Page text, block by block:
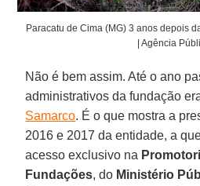
Paracatu de Cima (MG) 3 anos depois
| Agência
Não é bem assim. Até o ano
administrativos da fundação
Samarco. É o que mostra a
2016 e 2017 da entidade, a
acesso exclusivo na
Fundações, do Ministério